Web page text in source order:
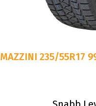
MAZZINI 235/55R17